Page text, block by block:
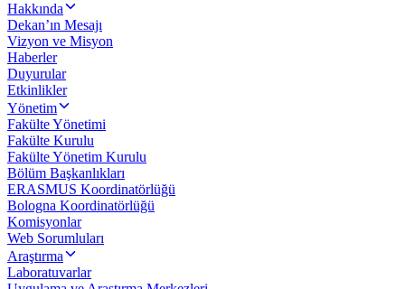
Hakkında
Dekan’ın Mesajı
Vizyon ve Misyon
Haberler
Duyurular
Etkinlikler
Yönetim
Fakülte Yönetimi
Fakülte Kurulu
Fakülte Yönetim Kurulu
Bölüm Başkanlıkları
ERASMUS Koordinatörlüğü
Bologna Koordinatörlüğü
Komisyonlar
Web Sorumluları
Araştırma
Laboratuvarlar